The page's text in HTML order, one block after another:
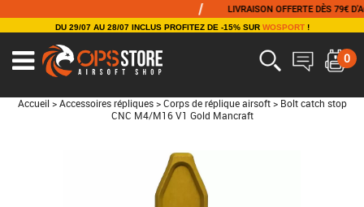
LIVRAISON OFFERTE DÈS 79€
DU 29/07 AU 28/07 INCLUS PROFITEZ DE -15% SUR WOSPORT!
0
Accueil > Accessoires répliques > Corps de réplique airsoft > Bolt catch stop
CNC M4/M16 V1 Gold Mancraft